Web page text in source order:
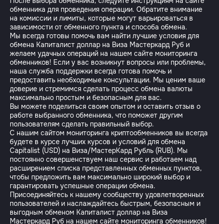
обменника для проведения операции. Обратите внимание
на комиссии и лимиты, которые могут варьироваться в
зависимости от обменного пункта и способа обмена.
Мы всегда готовы помочь вам найти лучшие условия для
обмена Капиталист доллар на Виза Мастеркард Руб и
желаем удачных операций на нашем сайте мониторинга
обменников! Если у вас возникнут вопросы или проблемы,
наша служба поддержки всегда готова помочь и
предоставить необходимые консультации. Мы ценим ваше
доверие и стремимся сделать процесс обмена валюты
максимально простым и безопасным для вас.
Вы можете поделиться своим опытом и оставить отзыв о
работе выбранного обменника, что поможет другим
пользователям сделать правильный выбор.
С нашим сайтом мониторинга криптообменников вы всегда
будете в курсе лучших курсов и условий для обмена
Capitalist (USD) на Виза/МастерКард Рубль (RUB). Мы
постоянно совершенствуем наш сервис и работаем над
расширением списка представленных обменных пунктов,
чтобы предложить вам максимально широкий выбор и
гарантировать успешные операции обмена.
Присоединяйтесь к нашему сообществу удовлетворенных
пользователей и наслаждайтесь быстрым, безопасным и
выгодным обменом Капиталист доллар на Виза